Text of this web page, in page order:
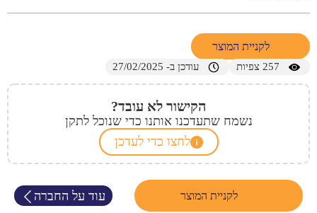
לקניית המוצר
257 צפיות עודכן ב- 27/02/2025
הקישור לא עובד?
נשמח שתעדכנו אותנו כדי שנוכל לתקן
לחצו כדי לעדכן
לקניית המוצר עוד על החברה